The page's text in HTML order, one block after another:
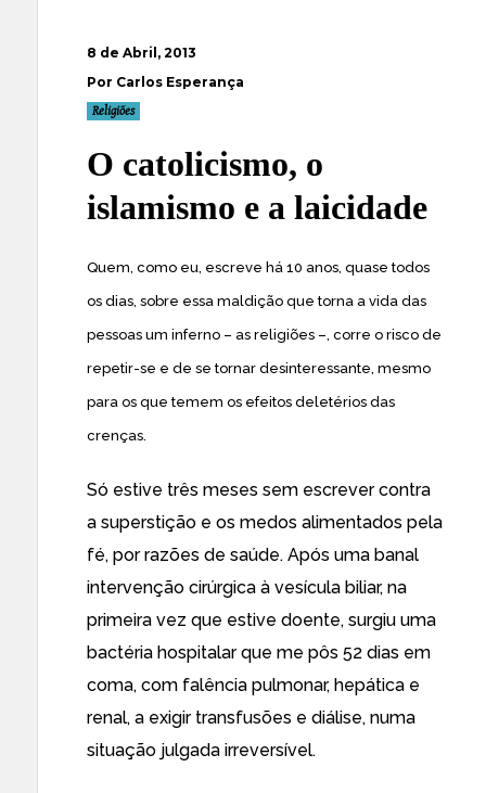
8 de Abril, 2013
Por Carlos Esperança
Religiões
O catolicismo, o
islamismo e a laicidade
Quem, como eu, escreve há 10 anos, quase todos
os dias, sobre essa maldição que torna a vida das
pessoas um inferno – as religiões –, corre o risco de
repetir-se e de se tornar desinteressante, mesmo
para os que temem os efeitos deletérios das
crenças.
Só estive três meses sem escrever contra
a superstição e os medos alimentados pela
fé, por razões de saúde. Após uma banal
intervenção cirúrgica à vesícula biliar, na
primeira vez que estive doente, surgiu uma
bactéria hospitalar que me pôs 52 dias em
coma, com falência pulmonar, hepática e
renal, a exigir transfusões e diálise, numa
situação julgada irreversível.